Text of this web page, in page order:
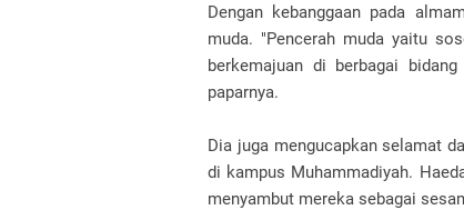
Dengan kebanggaan pada
muda. "Pencerah muda yaitu
berkemajuan di berbagai
paparnya.
Dia juga mengucapkan selamat
di kampus Muhammadiyah.
menyambut mereka sebagai